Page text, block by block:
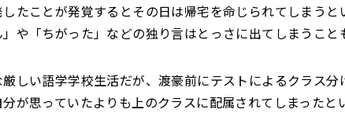
たことが発覚するとその日は帰宅を命じられてしまうと
」や「ちがった」などの独り言はとっさに出てしまうこと
しい語学学校生活だが、渡豪前にテストによるクラス分
が思っていたよりも上のクラスに配属されてしまったと